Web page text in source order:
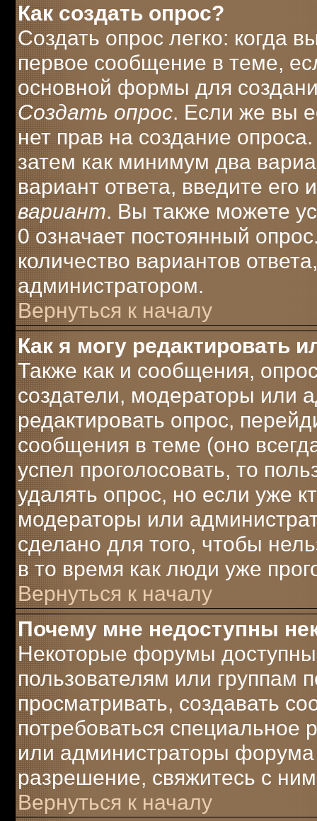
Как создать опрос?
Создать опрос легко: когда
первое сообщение в теме,
основной формы для
Создать опрос. Если же вы
нет прав на создание
затем как минимум два
вариант ответа, введите его
вариант. Вы также можете
0 означает постоянный
количество вариантов
администратором.
Вернуться к началу
Как я могу редактировать
Также как и сообщения,
создатели, модераторы или
редактировать опрос,
сообщения в теме (оно
успел проголосовать, то
удалять опрос, но если уже
модераторы или
сделано для того, чтобы
в то время как люди уже
Вернуться к началу
Почему мне недоступны
Некоторые форумы
пользователям или группам
просматривать, создавать
потребоваться
или администраторы форума
разрешение, свяжитесь с
Вернуться к началу